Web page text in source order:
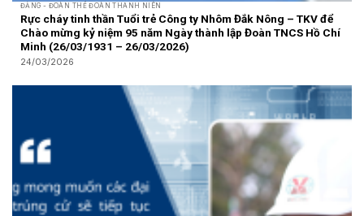
ĐẢNG - ĐOÀN THỂ ĐOÀN THANH NIÊN
Rực cháy tinh thần Tuổi trẻ Công ty Nhôm Đắk Nông – TKV để
Chào mừng kỷ niệm 95 năm Ngày thành lập Đoàn TNCS Hồ Chí
Minh (26/03/1931 – 26/03/2026)
24/03/2026